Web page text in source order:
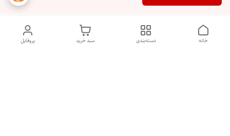
پروفایل سبد خرید دسته‌بندی خانه